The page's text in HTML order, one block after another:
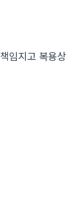
임지고 복용상